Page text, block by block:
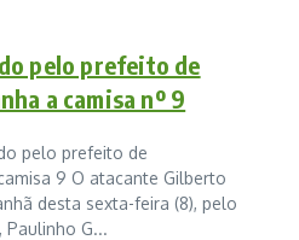
pelo prefeito de
a camisa nº 9
pelo prefeito de
9 O atacante Gilberto
desta sexta-feira (8), pelo
G...